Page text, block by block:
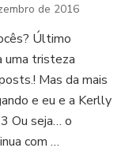
de 2016
Último
uma tristeza
Mas da mais
e eu e a Kerlly
Ou seja… o
com …